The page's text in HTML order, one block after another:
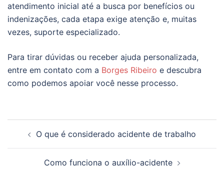
atendimento inicial até a busca por benefícios ou
indenizações, cada etapa exige atenção e, muitas
vezes, suporte especializado.
Para tirar dúvidas ou receber ajuda personalizada,
entre em contato com a Borges Ribeiro e descubra
como podemos apoiar você nesse processo.
O que é considerado acidente de trabalho
Como funciona o auxílio-acidente